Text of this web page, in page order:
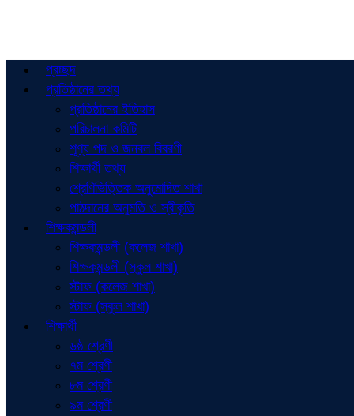
প্রচ্ছদ
প্রতিষ্ঠানের তথ্য
প্রতিষ্ঠানের ইতিহাস
পরিচালনা কমিটি
শূণ্য পদ ও জনবল বিবরণী
শিক্ষার্থী তথ্য
শ্রেণিভিত্তিক অনুমোদিত শাখা
পাঠদানের অনুমতি ও স্বীকৃতি
শিক্ষকমন্ডলী
শিক্ষকমন্ডলী (কলেজ শাখা)
শিক্ষকমন্ডলী (স্কুল শাখা)
স্টাফ (কলেজ শাখা)
স্টাফ (স্কুল শাখা)
শিক্ষার্থী
৬ষ্ঠ শ্রেণী
৭ম শ্রেণী
৮ম শ্রেণী
৯ম শ্রেণী